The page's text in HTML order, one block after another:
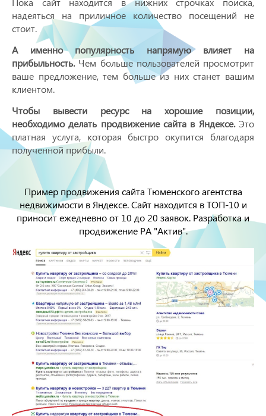
надеяться на приличное количество посещений не
стоит.
А именно популярность напрямую влияет на
прибыльность.Чем больше пользователей просмотрит
ваше предложение, тем больше из них станет вашим
клиентом.
Чтобы вывести ресурс на хорошие позиции,
необходимо делать продвижение сайта в Яндексе.Это
платная услуга, которая быстро окупится благодаря
полученной прибыли.
Пример продвижения сайта Тюменского агентства
недвижимости в Яндексе. Сайт находится в ТОП-10 и
приносит ежедневно от 10 до 20 заявок. Разработка и
продвижение РА "Актив".